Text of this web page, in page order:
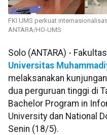
FKI UMS perkuat
ANTARA/HO-UMS
Solo (ANTARA) -
Universitas
melaksanakan
dua perguruan tinggi di
Bachelor Program in
University dan National
Senin (18/5).